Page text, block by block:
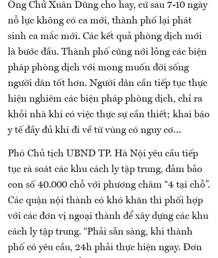
Ông Chử Xuân Dũng cho hay, cứ sau 7-10 ngày
nỗ lực không có ca mới, thành phố lại phát
sinh ca mắc mới. Các kết quả phòng dịch mới
là bước đầu. Thành phố cũng nới lỏng các biện
pháp phòng dịch với mong muốn đời sống
người dân tốt hơn. Người dân cần tiếp tục thực
hiện nghiêm các biện pháp phòng dịch, chỉ ra
khỏi nhà khi có việc thực sự cần thiết; khai báo
y tế đầy đủ khi đi về từ vùng có nguy cơ…
Phó Chủ tịch UBND TP. Hà Nội yêu cầu tiếp
tục rà soát các khu cách ly tập trung, đảm bảo
con số 40.000 chỗ với phương châm “4 tại chỗ”.
Các quận nội thành có khó khăn thì phối hợp
với các đơn vị ngoại thành để xây dựng các khu
cách ly tập trung. “Phải sẵn sàng, khi thành
phố có yêu cầu, 24h phải thực hiện ngay. Đơn